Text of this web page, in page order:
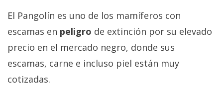
Foros
Contacto
/
Sobre
nosotros
El Pangolín es uno de los mamíferos con
escamas en peligro de extinción por su elevado
precio en el mercado negro, donde sus
escamas, carne e incluso piel están muy
cotizadas.